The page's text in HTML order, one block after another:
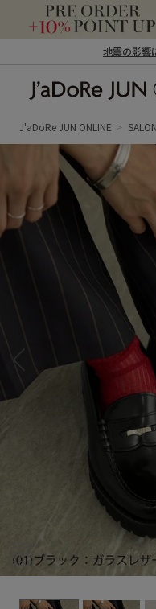
地震の影響
ン オンライン）
J'aDoRe JUN ONLINE